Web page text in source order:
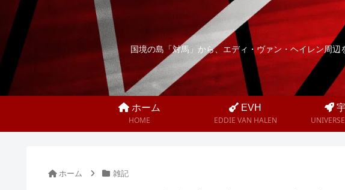
国境の島「対馬」から、エディ・ヴァン・ヘイレン周
ホーム
HOME
EVH
EDDIE VAN HALEN
ホーム 雑記